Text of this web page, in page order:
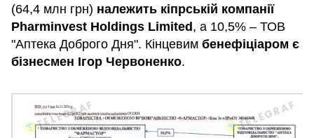
(64,4 млн грн) належить кіпрській компанії
Pharminvest Holdings Limited , а 10,5% – ТОВ
"Аптека Доброго Дня". Кінцевим бенефіціаром є
бізнесмен Ігор Червоненко.